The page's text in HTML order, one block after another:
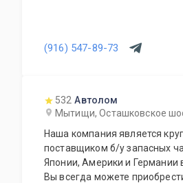
(916) 547-89-73
532 Автолом
Мытищи, Осташковское
Наша компания является
поставщиком б/у запасных
Японии, Америки и Германии
Вы всегда можете